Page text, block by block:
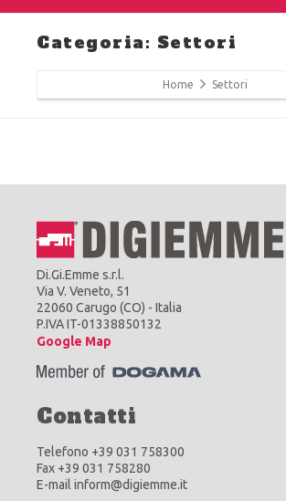
Categoria: Settori
Home Settori
Di.Gi.Emme s.r.l.
Via V. Veneto, 51
22060 Carugo (CO) - Italia
P.IVA IT-01338850132
Google Map
Contatti
Telefono +39 031 758300
Fax +39 031 758280
E-mail inform@digiemme.it